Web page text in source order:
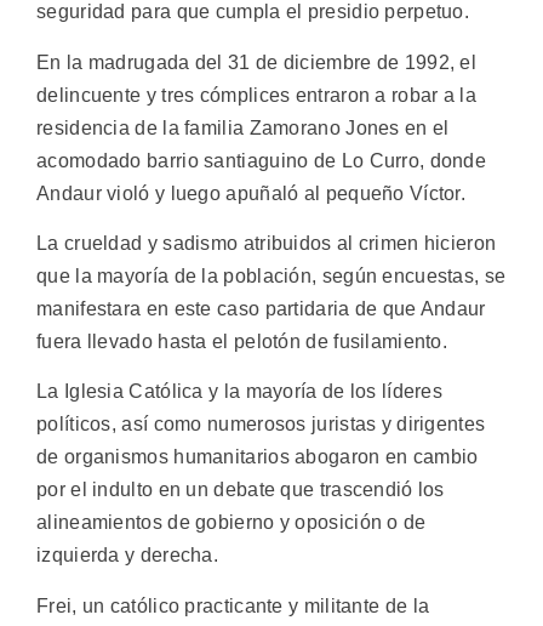
seguridad para que cumpla el presidio perpetuo.
En la madrugada del 31 de diciembre de 1992, el
delincuente y tres cómplices entraron a robar a la
residencia de la familia Zamorano Jones en el
acomodado barrio santiaguino de Lo Curro, donde
Andaur violó y luego apuñaló al pequeño Víctor.
La crueldad y sadismo atribuidos al crimen hicieron
que la mayoría de la población, según encuestas, se
manifestara en este caso partidaria de que Andaur
fuera llevado hasta el pelotón de fusilamiento.
La Iglesia Católica y la mayoría de los líderes
políticos, así como numerosos juristas y dirigentes
de organismos humanitarios abogaron en cambio
por el indulto en un debate que trascendió los
alineamientos de gobierno y oposición o de
izquierda y derecha.
Frei, un católico practicante y militante de la